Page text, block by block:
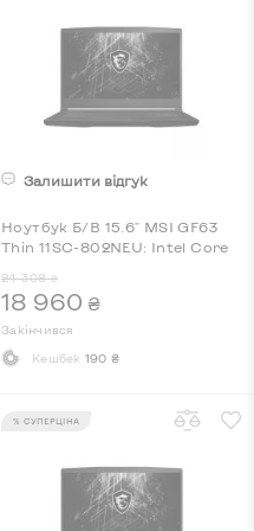
Залишити відгук
Ноутбук Б/В 15.6" MSI GF63
Thin 11SC-802NEU: Intel Core
TB, nVidia GeForce GTX 1650
Max-Q, IPS, Full HD, Key Light
24 308 ₴
18 960 ₴
Закінчився
Кешбек 190 ₴
% СУПЕРЦІНА